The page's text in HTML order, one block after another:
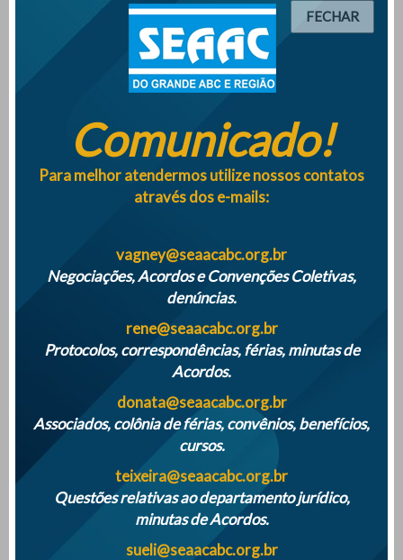
PROPOSTAS INDECENTES DOS PATRÕES IMPEDEM
FORMALIZAÇÃO DE CONVENÇÕES COLETIVAS
Empresas terão que monitorar saúde mental dos
trabalhadores a partir de maio 2025
ATENÇÃO PARA O INICIO DAS FÉRIAS COLETIVAS DE 2024
FECHAR
Comunicado!
Para melhor atendermos utilize nossos contatos
através dos e-mails:
vagney@seaacabc.org.br
Negociações, Acordos e Convenções Coletivas,
denúncias.
rene@seaacabc.org.br
Protocolos, correspondências, férias, minutas de
Acordos.
donata@seaacabc.org.br
Associados, colônia de férias, convênios, benefícios,
cursos.
teixeira@seaacabc.org.br
Questões relativas ao departamento jurídico,
minutas de Acordos.
sueli@seaacabc.org.br